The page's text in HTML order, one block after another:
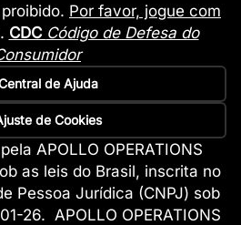
Por favor, jogue com
. CDC Código de Defesa do
de Ajuda
de Cookies
APOLLO OPERATIONS
as leis do Brasil, inscrita no
Pessoa Jurídica (CNPJ) sob
26. APOLLO OPERATIONS